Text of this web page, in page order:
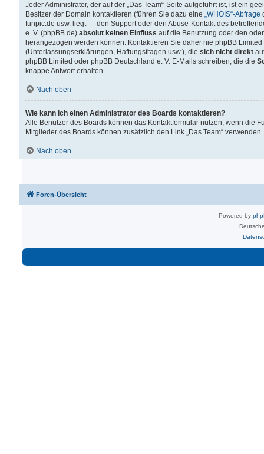
Jeder Administrator, der auf der „Das Team“-Seite aufgeführt ist, ist ein
Besitzer der Domain kontaktieren (führen Sie dazu eine „WHOIS“-Abfrage
funpic.de usw. liegt — den Support oder den Abuse-Kontakt des
e. V. (phpBB.de) absolut keinen Einfluss auf die Benutzung oder den
herangezogen werden können. Kontaktieren Sie daher nie phpBB
(Unterlassungserklärungen, Haftungsfragen usw.), die sich nicht direkt
phpBB Limited oder phpBB Deutschland e. V. E-Mails schreiben, die die
knappe Antwort erhalten.
Nach oben
Wie kann ich einen Administrator des Boards kontaktieren?
Alle Benutzer des Boards können das Kontaktformular nutzen, wenn die
Mitglieder des Boards können zusätzlich den Link „Das Team“ verwenden.
Nach oben
Foren-Übersicht
Powered by